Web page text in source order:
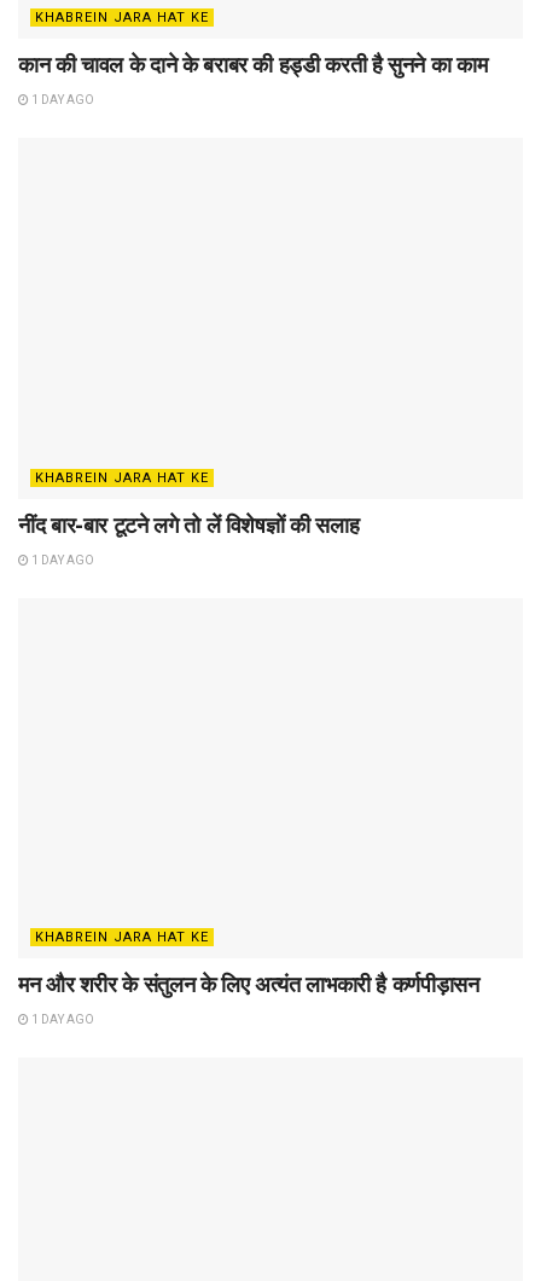
KHABREIN JARA HAT KE
कान की चावल के दाने के बराबर की हड्डी करती है सुनने का काम
1 DAY AGO
KHABREIN JARA HAT KE
नींद बार-बार टूटने लगे तो लें विशेषज्ञों की सलाह
1 DAY AGO
KHABREIN JARA HAT KE
मन और शरीर के संतुलन के लिए अत्यंत लाभकारी है कर्णपीड़ासन
1 DAY AGO